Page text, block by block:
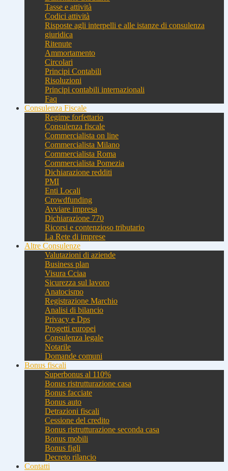
Tasse e attività
Codici attività
Risposte agli interpelli e alle istanze di consulenza
giuridica
Ritenute
Ammortamento
Circolari
Principi Contabili
Risoluzioni
Principi contabili internazionali
Faq
Consulenza Fiscale
Regime forfettario
Consulenza fiscale
Commercialista on line
Commercialista Milano
Commercialista Roma
Commercialista Pomezia
Dichiarazione redditi
PMI
Enti Locali
Crowdfunding
Avviare impresa
Dichiarazione 770
Ricorsi e contenzioso tributario
La Rete di imprese
Altre Consulenze
Valutazioni di aziende
Business plan
Visura Cciaa
Sicurezza sul lavoro
Anatocismo
Registrazione Marchio
Analisi di bilancio
Privacy e Dps
Progetti europei
Consulenza legale
Notarile
Domande comuni
Bonus fiscali
Superbonus al 110%
Bonus ristrutturazione casa
Bonus facciate
Bonus auto
Detrazioni fiscali
Cessione del credito
Bonus ristrutturazione seconda casa
Bonus mobili
Bonus figli
Decreto rilancio
Contatti